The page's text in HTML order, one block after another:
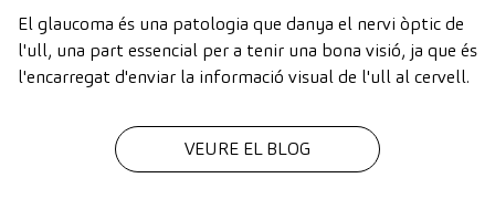
El glaucoma és una patologia que danya el nervi òptic de
l'ull, una part essencial per a tenir una bona visió, ja que és
l'encarregat d'enviar la informació visual de l'ull al cervell.
VEURE EL BLOG